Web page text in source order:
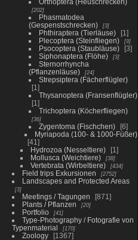
202
Phasmatodea
(Gespenstschrecken)
3
Phthiraptera (Tierläuse)
1
Plecoptera (Steinfliegen)
9
Psocoptera (Staubläuse)
3
Siphonaptera (Flöhe)
3
Sternorrhyncha
(Pflanzenläuse)
24
Strepsiptera (Fächerflügler)
1
Thysanoptera (Fransenflügler)
1
Trichoptera (Köcherfliegen)
36
Zygentoma (Fischchen)
6
Myriapoda (100- & 1000-Füßer)
41
Hydrozoa (Nesseltiere)
1
Mollusca (Weichtiere)
38
Vertebrata (Wirbeltiere) 434
Field trips Exkursionen 2752
Landscapes and Protected Areas
3
Meetings / Tagungen
871
Plants / Pflanzen
20
Portfolio 41
Type-Photography / Fotografie von
Typenmaterial
170
Zoology
1367